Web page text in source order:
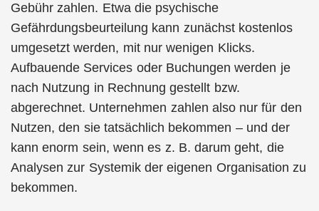
Gebühr zahlen. Etwa die psychische
Gefährdungsbeurteilung kann zunächst kostenlos
umgesetzt werden, mit nur wenigen Klicks.
Aufbauende Services oder Buchungen werden je
nach Nutzung in Rechnung gestellt bzw.
abgerechnet. Unternehmen zahlen also nur für den
Nutzen, den sie tatsächlich bekommen – und der
kann enorm sein, wenn es z. B. darum geht, die
Analysen zur Systemik der eigenen Organisation zu
bekommen.